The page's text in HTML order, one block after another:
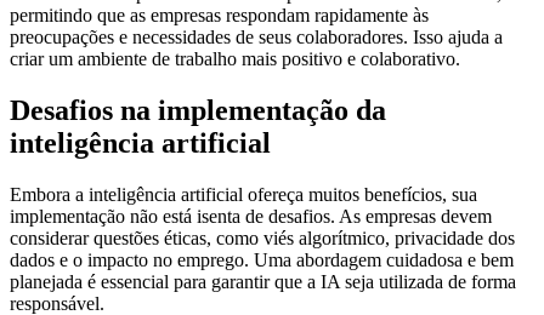
permitindo que as empresas respondam rapidamente às
preocupações e necessidades de seus colaboradores. Isso ajuda a
criar um ambiente de trabalho mais positivo e colaborativo.
Desafios na implementação da
inteligência artificial
Embora a inteligência artificial ofereça muitos benefícios, sua
implementação não está isenta de desafios. As empresas devem
considerar questões éticas, como viés algorítmico, privacidade dos
dados e o impacto no emprego. Uma abordagem cuidadosa e bem
planejada é essencial para garantir que a IA seja utilizada de forma
responsável.